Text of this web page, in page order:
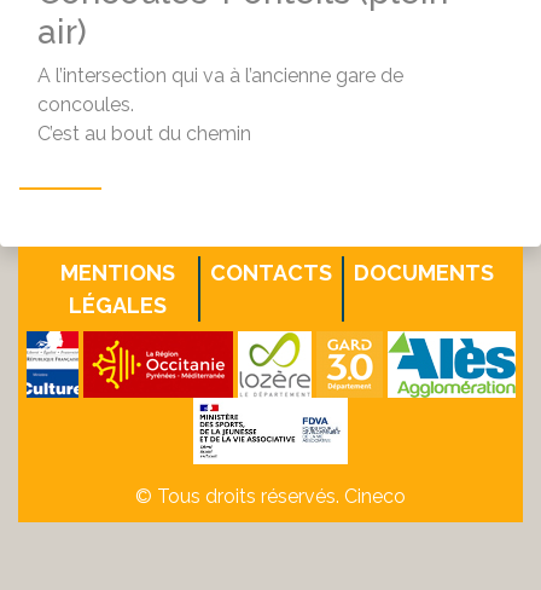
air)
A l’intersection qui va à l’ancienne gare de
concoules.
C’est au bout du chemin
MENTIONS
LÉGALES
CONTACTS DOCUMENTS
© Tous droits réservés. Cineco